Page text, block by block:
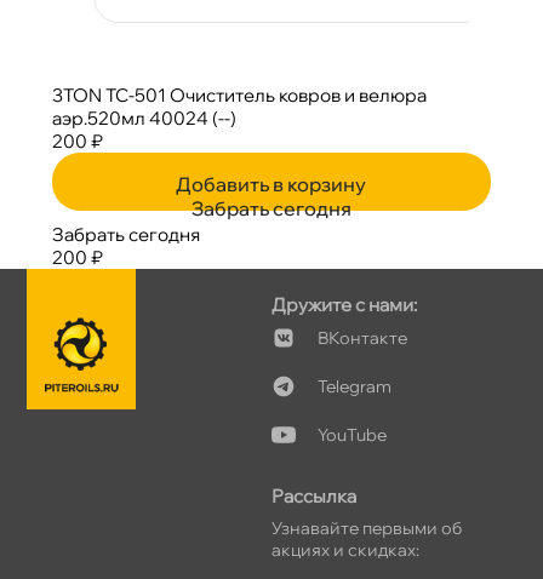
3TON TC-501 Очиститель ковров и велюра
аэр.520мл 40024 (--)
200 ₽
Добавить в корзину
Забрать сегодня
Забрать сегодня
200 ₽
Дружите с нами:
Контакте
Telegram
YouTube
Рассылка
Узнавайте первыми о
акциях и скидках: